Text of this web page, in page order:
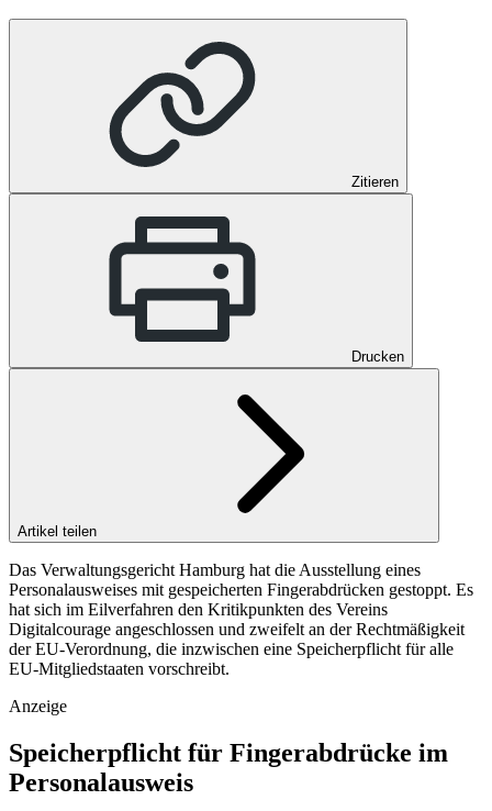
Zitieren
Drucken
Artikel teilen
Das Verwaltungsgericht Hamburg hat die Ausstellung eines
Personalausweises mit gespeicherten Fingerabdrücken gestoppt. Es
hat sich im Eilverfahren den Kritikpunkten des Vereins
Digitalcourage angeschlossen und zweifelt an der Rechtmäßigkeit
der EU-Verordnung, die inzwischen eine Speicherpflicht für alle
EU-Mitgliedstaaten vorschreibt.
Anzeige
Speicherpflicht für Fingerabdrücke im
Personalausweis